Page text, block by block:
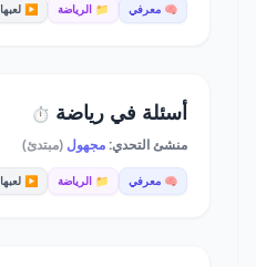
🧠 معرفي 📁 الرياضة ▶️ لعبها 1
أسئلة في رياضة ⏱️
منشئ التحدي:مجهول (مبتدئ)
🧠 معرفي 📁 الرياضة ▶️ لعبها 6